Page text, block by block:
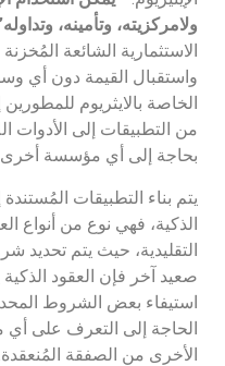
ولامركزيته، وتأمينه،
الاستثمارية الشائعة
واستقبال القيمة دون أي
الخاصة بالايثريوم
من التطبيقات إلى الأدوات
بحاجة إلى أي مؤسسة
يتم بناء التطبيقات المُستندة
الذكية، فهي نوع من أنواع
التقليدية، حيث يتم تحديد
صعيد آخر فإن العقود الذكية
استيفاء بعض الشروط
الحاجة إلى التعرف على أي
الأخرى من الصفقة